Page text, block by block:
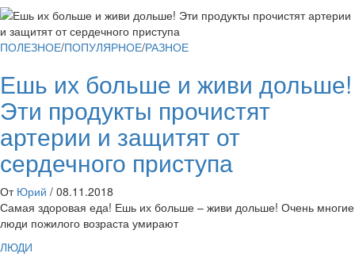
ПОЛЕЗНОЕ/ПОПУЛЯРНОЕ/РАЗНОЕ
Ешь их больше и живи дольше!
Эти продукты прочистят
артерии и защитят от
сердечного приступа
От Юрий / 08.11.2018
Самая здоровая еда! Ешь их больше – живи дольше! Очень многие
люди пожилого возраста умирают
ЛЮДИ